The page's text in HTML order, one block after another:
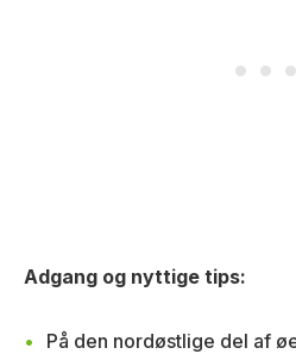
Adgang og nyttige tips:
På den nordøstlige del af